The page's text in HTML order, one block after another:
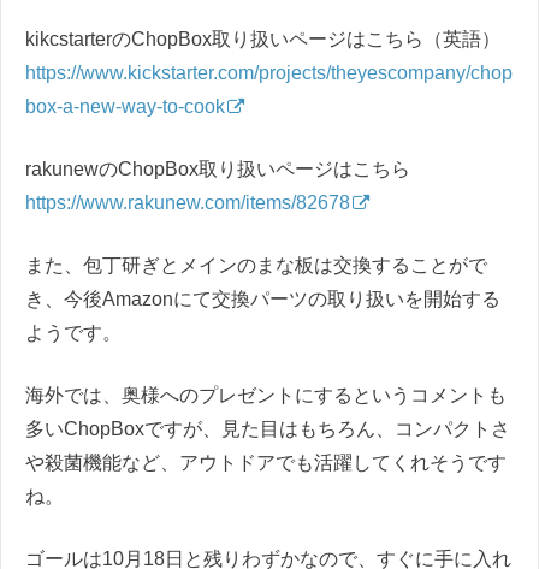
kikcstarterのChopBox取り扱いページはこちら（英語）
https://www.kickstarter.com/projects/theyescompany/chop
box-a-new-way-to-cook
rakunewのChopBox取り扱いページはこちら
https://www.rakunew.com/items/82678
また、包丁研ぎとメインのまな板は交換することがで
き、今後Amazonにて交換パーツの取り扱いを開始する
ようです。
海外では、奥様へのプレゼントにするというコメントも
多いChopBoxですが、見た目はもちろん、コンパクトさ
や殺菌機能など、アウトドアでも活躍してくれそうです
ね。
ゴールは10月18日と残りわずかなので、すぐに手に入れ